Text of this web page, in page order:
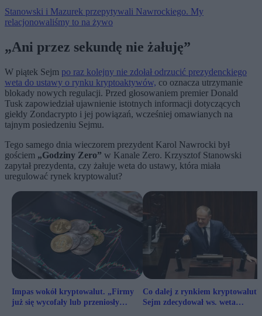
Stanowski i Mazurek przepytywali Nawrockiego. My
relacjonowaliśmy to na żywo
„Ani przez sekundę nie żałuję”
W piątek Sejm po raz kolejny nie zdołał odrzucić prezydenckiego
weta do ustawy o rynku kryptoaktywów, co oznacza utrzymanie
blokady nowych regulacji. Przed głosowaniem premier Donald
Tusk zapowiedział ujawnienie istotnych informacji dotyczących
giełdy Zondacrypto i jej powiązań, wcześniej omawianych na
tajnym posiedzeniu Sejmu.
Tego samego dnia wieczorem prezydent Karol Nawrocki był
gościem „Godziny Zero” w Kanale Zero. Krzysztof Stanowski
zapytał prezydenta, czy żałuje weta do ustawy, która miała
uregulować rynek kryptowalut?
Impas wokół kryptowalut. „Firmy
już się wycofały lub przeniosły
Co dalej z rynkiem kryptowalut?
Sejm zdecydował ws. weta